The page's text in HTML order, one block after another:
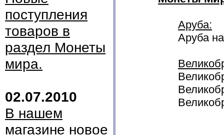
поступления
товаров в
раздел Монеты
мира.
02.07.2010
В нашем
магазине новое
Аруба:
Аруба